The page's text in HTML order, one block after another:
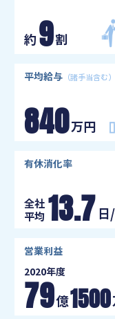
約9割
平均給与 （諸手当含む）
840万円
有休消化率
全社
平均 13.7
営業利益
2020年度
79億1500